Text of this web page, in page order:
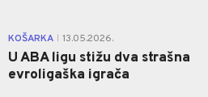
KOŠARKA 13.05.2026.
U ABA ligu stižu dva strašna
evroligaška igrača